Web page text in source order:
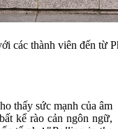
các thành viên đến từ
thấy sức mạnh của âm
kể rào cản ngôn ngữ,